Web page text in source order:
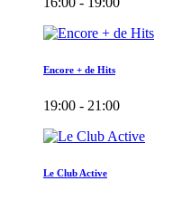
Encore + de Hits
19:00 - 21:00
Le Club Active